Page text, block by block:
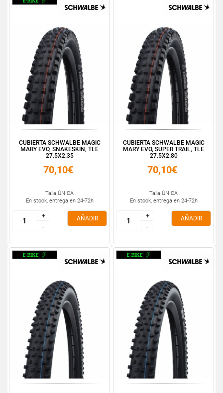
CUBIERTA SCHWALBE MAGIC
MARY EVO, SNAKESKIN, TLE
27.5X2.35
70,10€
Talla ÚNICA
En stock, entrega en 24-72h
+
-
+
-
AÑADIR
CUBIERTA SCHWALBE MAGIC
MARY EVO, SUPER TRAIL, TLE
27.5X2.80
70,10€
Talla ÚNICA
En stock, entrega en 24-72h
+
-
+
-
AÑADIR